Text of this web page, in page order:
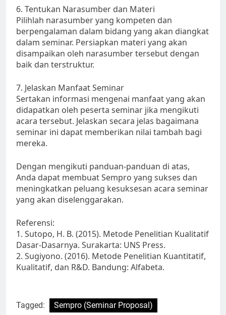
6. Tentukan Narasumber dan Materi
Pilihlah narasumber yang kompeten dan
berpengalaman dalam bidang yang akan diangkat
dalam seminar. Persiapkan materi yang akan
disampaikan oleh narasumber tersebut dengan
baik dan terstruktur.
7. Jelaskan Manfaat Seminar
Sertakan informasi mengenai manfaat yang akan
didapatkan oleh peserta seminar jika mengikuti
acara tersebut. Jelaskan secara jelas bagaimana
seminar ini dapat memberikan nilai tambah bagi
mereka.
Dengan mengikuti panduan-panduan di atas,
Anda dapat membuat Sempro yang sukses dan
meningkatkan peluang kesuksesan acara seminar
yang akan diselenggarakan.
Referensi:
1. Sutopo, H. B. (2015). Metode Penelitian Kualitatif
Dasar-Dasarnya. Surakarta: UNS Press.
2. Sugiyono. (2016). Metode Penelitian Kuantitatif,
Kualitatif, dan R&D. Bandung: Alfabeta.
Tagged: Sempro (Seminar Proposal)